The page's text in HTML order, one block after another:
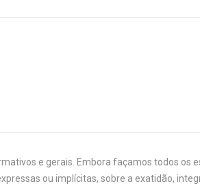
e gerais. Embora façamos todos os
ou implícitas, sobre a exatidão,